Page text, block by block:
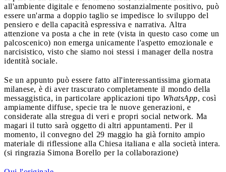
all'ambiente digitale e fenomeno sostanzialmente positivo, può
essere un'arma a doppio taglio se impedisce lo sviluppo del
pensiero e della capacità espressiva e narrativa. Altra
attenzione va posta a che in rete (vista in questo caso come un
palcoscenico) non emerga unicamente l'aspetto emozionale e
narcisistico, visto che siamo noi stessi i manager della nostra
identità sociale.
Se un appunto può essere fatto all'interessantissima giornata
milanese, è di aver trascurato completamente il mondo della
messaggistica, in particolare applicazioni tipo WhatsApp, così
ampiamente diffuse, specie tra le nuove generazioni, e
considerate alla stregua di veri e propri social network. Ma
magari il tutto sarà oggetto di altri appuntamenti. Per il
momento, il convegno del 29 maggio ha già fornito ampio
materiale di riflessione alla Chiesa italiana e alla società intera.
(si ringrazia Simona Borello per la collaborazione)